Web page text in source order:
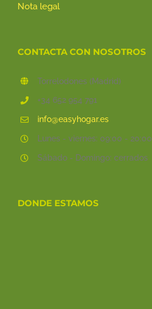
Nota legal
CONTACTA CON NOSOTROS
Torrelodones (Madrid)
+34 652 954 791
info@easyhogar.es
Lunes - viernes: 09:00 - 20:00
Sábado - Domingo: cerrados
DONDE ESTAMOS